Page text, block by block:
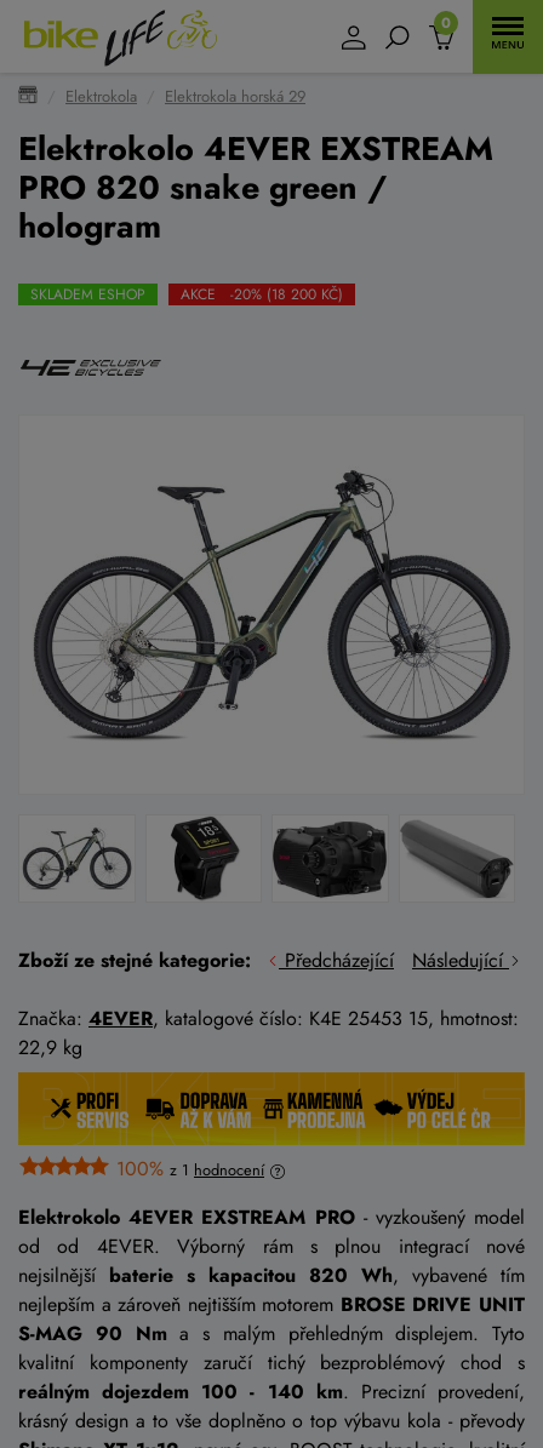
0
Elektrokola Elektrokola horská 29
Elektrokolo 4EVER EXSTREAM
PRO 820 snake green /
hologram
SKLADEM ESHOP AKCE -20% (18 200 KČ)
Zboží ze stejné kategorie: Předcházející Následující
Značka: 4EVER, katalogové číslo: K4E 25453 15, hmotnost:
22,9 kg
100% z 1 hodnocení
Elektrokolo 4EVER EXSTREAM PRO- vyzkoušený model
od od 4EVER. Výborný rám s plnou integrací nové
nejsilnější baterie s kapacitou 820 Wh, vybavené tím
nejlepším a zároveň nejtišším motorem BROSE DRIVE UNIT
S-MAG 90 Nm a s malým přehledným displejem. Tyto
kvalitní komponenty zaručí tichý bezproblémový chod s
reálným dojezdem 100 - 140 km. Precizní provedení,
krásný design a to vše doplněno o top výbavu kola - převody